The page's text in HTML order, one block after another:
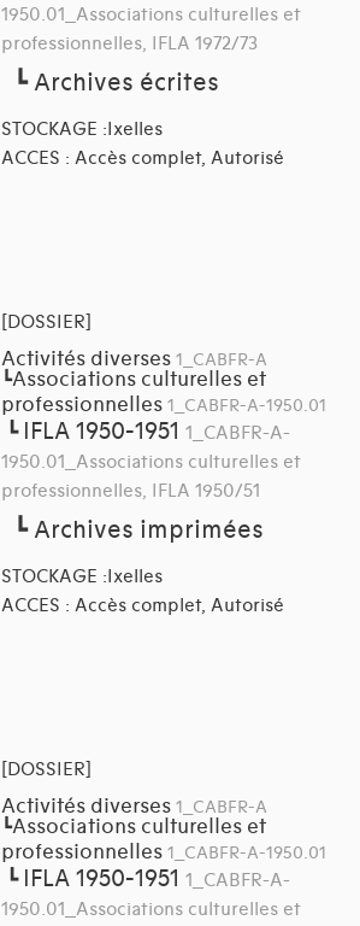
1950.01_Associations culturelles et
professionnelles, IFLA 1972/73
┗Archives écrites
STOCKAGE :Ixelles
ACCES : Accès complet, Autorisé
[DOSSIER]
Activités diverses 1_CABFR-A
┗Associations culturelles et
professionnelles 1_CABFR-A-1950.01
┗ IFLA 1950-1951 1_CABFR-A-
1950.01_Associations culturelles et
professionnelles, IFLA 1950/51
┗Archives imprimées
STOCKAGE :Ixelles
ACCES : Accès complet, Autorisé
[DOSSIER]
Activités diverses 1_CABFR-A
┗Associations culturelles et
professionnelles 1_CABFR-A-1950.01
┗ IFLA 1950-1951 1_CABFR-A-
1950.01_Associations culturelles et